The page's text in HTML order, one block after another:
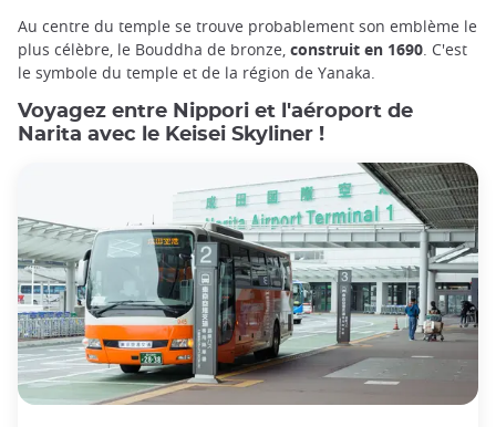
Au centre du temple se trouve probablement son emblème le
plus célèbre, le Bouddha de bronze, construit en 1690. C'est
le symbole du temple et de la région de Yanaka.
Voyagez entre Nippori et l'aéroport de
Narita avec le Keisei Skyliner !